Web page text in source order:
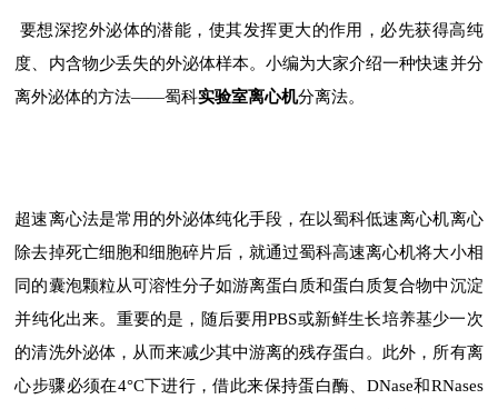
要想深挖外泌体的潜能，使其发挥更大的作用，必先获得高纯
度、内含物少丢失的外泌体样本。小编为大家介绍一种快速并分
离外泌体的方法——蜀科实验室离心机分离法。
超速离心法是常用的外泌体纯化手段，在以蜀科低速离心机离心
除去掉死亡细胞和细胞碎片后，就通过蜀科高速离心机将大小相
同的囊泡颗粒从可溶性分子如游离蛋白质和蛋白质复合物中沉淀
并纯化出来。重要的是，随后要用PBS或新鲜生长培养基少一次
的清洗外泌体，从而来减少其中游离的残存蛋白。此外，所有离
心步骤必须在4°C下进行，借此来保持蛋白酶、DNase和RNases